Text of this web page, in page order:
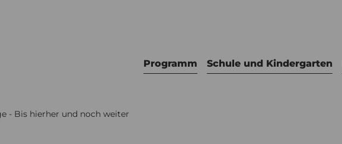
Programm Schule und Kindergarten
- Bis hierher und noch weiter